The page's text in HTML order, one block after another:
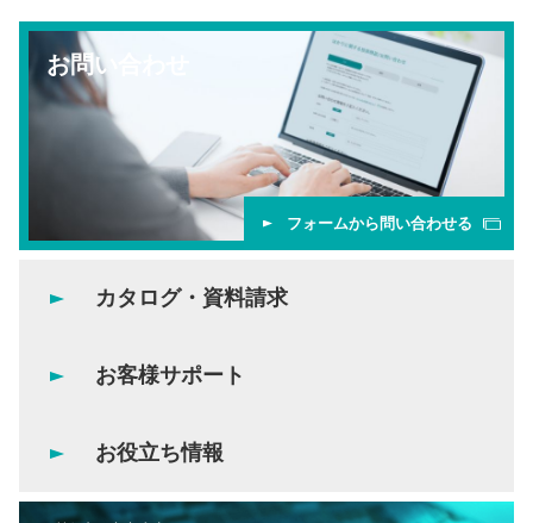
お問い合わせ
フォームから問い合わせる
カタログ・資料請求
お客様サポート
お役立ち情報